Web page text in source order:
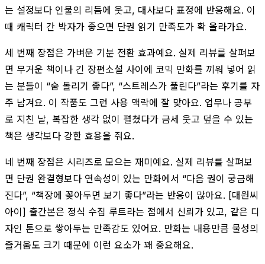
는 설정보다 인물의 리듬에 웃고, 대사보다 표정에 반응해요. 이
때 캐릭터 간 박자가 좋으면 단권 읽기 만족도가 확 올라가요.
세 번째 장점은 가벼운 기분 전환 효과예요. 실제 리뷰를 살펴보
면 무거운 책이나 긴 장편소설 사이에 코믹 만화를 끼워 넣어 읽
는 분들이 “숨 돌리기 좋다”, “스트레스가 풀린다”라는 후기를 자
주 남겨요. 이 작품도 그런 사용 맥락에 잘 맞아요. 업무나 공부
로 지친 날, 복잡한 생각 없이 펼쳤다가 금세 웃고 덮을 수 있는
책은 생각보다 강한 효용을 줘요.
네 번째 장점은 시리즈로 모으는 재미예요. 실제 리뷰를 살펴보
면 단권 완결형보다 연속성이 있는 만화에서 “다음 권이 궁금해
진다”, “책장에 꽂아두면 보기 좋다”라는 반응이 많아요. [대원씨
아이] 출간본은 정식 수집 루트라는 점에서 신뢰가 있고, 같은 디
자인 톤으로 쌓아두는 만족감도 있어요. 만화는 내용만큼 물성의
즐거움도 크기 때문에 이런 요소가 꽤 중요해요.